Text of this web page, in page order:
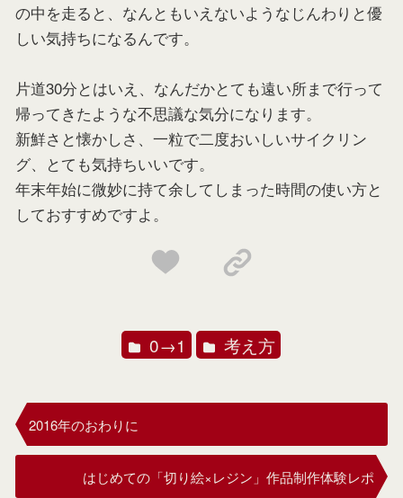
の中を走ると、なんともいえないようなじんわりと優
しい気持ちになるんです。
片道30分とはいえ、なんだかとても遠い所まで行って
帰ってきたような不思議な気分になります。
新鮮さと懐かしさ、一粒で二度おいしいサイクリン
グ、とても気持ちいいです。
年末年始に微妙に持て余してしまった時間の使い方と
しておすすめですよ。
0→1 考え方
2016年のおわりに
はじめての「切り絵×レジン」作品制作体験レポ